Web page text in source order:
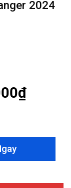
2024
₫
Chính Hãng